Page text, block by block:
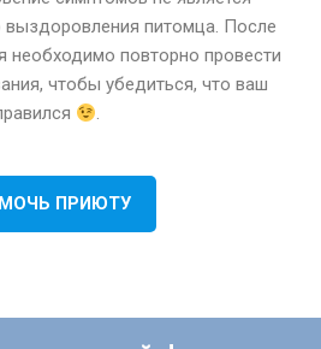
питомца. После
необходимо повторно провести
чтобы убедиться, что ваш
.
ПРИЮТУ